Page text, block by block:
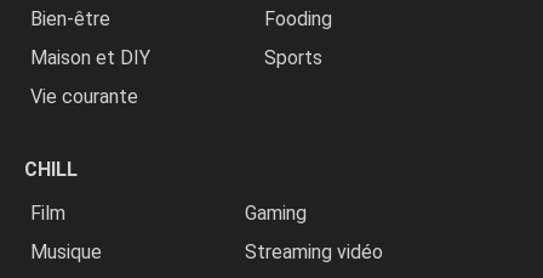
Bien-être
Fooding
Maison et DIY
Sports
Vie courante
CHILL
Film
Gaming
Musique
Streaming vidéo